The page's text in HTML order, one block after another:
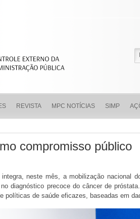
REVISTA MPC NOTÍCIAS SIMP
compromisso público
neste mês, a mobilização nacional
diagnóstico precoce do câncer de
políticas de saúde eficazes, baseadas em